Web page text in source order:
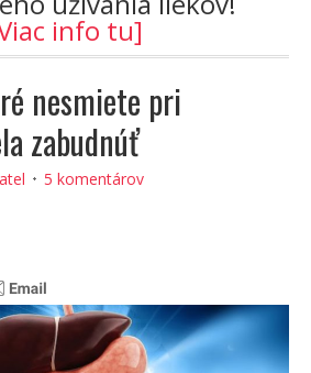
info tu]
nesmiete pri
zabudnúť
5 komentárov